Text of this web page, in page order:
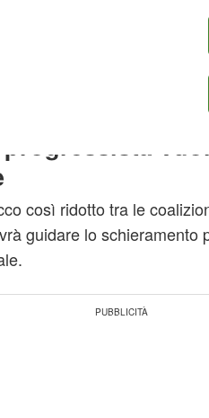
due poli principali si
una quota
così ridotto tra le
guidare lo schieramento